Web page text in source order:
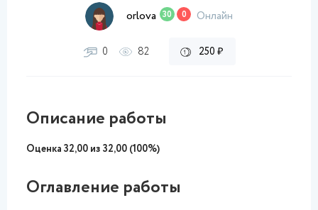
orlova 30 0 Онлайн
0 82 250 ₽
Описание работы
Оценка 32,00 из 32,00 (100%)
Оглавление работы